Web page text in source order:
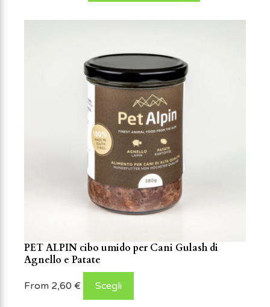
PET ALPIN cibo umido per Cani Gulash di
Agnello e Patate
From 2,60 € Scegli